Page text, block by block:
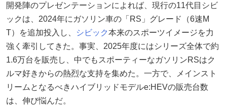
開発陣のプレゼンテーションによれば、現行の11代目シビ
ックは、2024年にガソリン車の「RS」グレード（6速M
T）を追加投入し、
シビック本来のスポーツイメージを力
強く牽引してきた。事実、2025年度にはシリーズ全体で約
1.6万台を販売し、中でもスポーティーなガソリンRSはク
ルマ好きからの熱烈な支持を集めた。一方で、メインスト
リームとなるべきハイブリッドモデルe:HEVの販売台数
は、伸び悩んだ。